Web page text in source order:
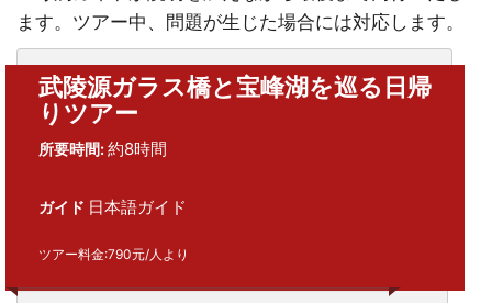
ます。ツアー中、問題が生じた場合には対応します。
武陵源ガラス橋と宝峰湖を巡る日帰
りツアー
所要時間:約8時間
ガイド 日本語ガイド
ツアー料金:790元/人より